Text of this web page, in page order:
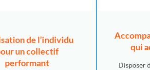
de l’individu
un collectif
performant
qui
Disposer